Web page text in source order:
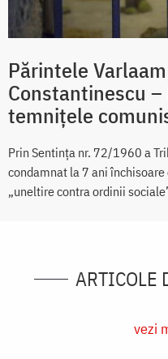
Părintele
Constantinescu
temnițele
Prin Sentința nr. 72/1960 a
condamnat la 7 ani
„uneltire contra ordinii
ARTICOLE
vezi